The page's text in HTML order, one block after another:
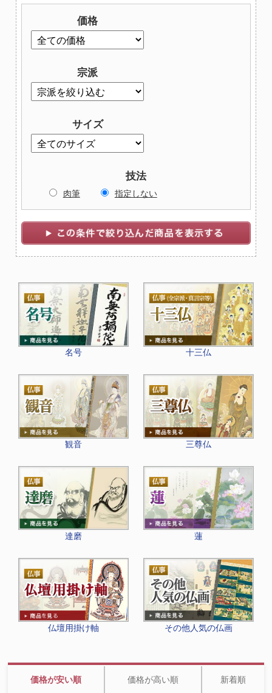
価格
宗派
サイズ
技法
肉筆 指定しない
名号 十三仏
観音 三尊仏
達磨 蓮
仏壇用掛け軸 その他人気の仏画
価格が安い順 価格が高い順 新着順